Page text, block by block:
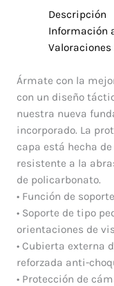
Descripción
Información
Valoraciones
Ármate con la
con un diseño
nuestra nueva
incorporado. La
capa está hecha
resistente a la
de policarbonato.
• Función de
• Soporte de tipo
orientaciones de
• Cubierta externa
reforzada anti-
• Protección de